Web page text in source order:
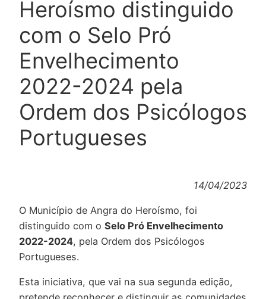
Heroísmo distinguido
com o Selo Pró
Envelhecimento
2022-2024 pela
Ordem dos Psicólogos
Portugueses
14/04/2023
O Município de Angra do Heroísmo, foi
distinguido com o Selo Pró Envelhecimento
2022-2024, pela Ordem dos Psicólogos
Portugueses.
Esta iniciativa, que vai na sua segunda edição,